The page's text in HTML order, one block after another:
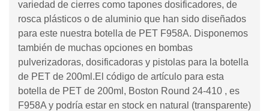
variedad de cierres como tapones dosificadores, de
rosca plásticos o de aluminio que han sido diseñados
para este nuestra botella de PET F958A. Disponemos
también de muchas opciones en bombas
pulverizadoras, dosificadoras y pistolas para la botella
de PET de 200ml.El código de artículo para esta
botella de PET de 200ml, Boston Round 24-410 , es
F958A y podría estar en stock en natural (transparente)